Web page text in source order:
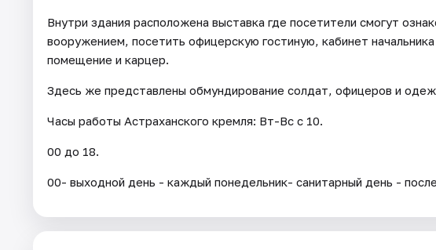
Внутри здания расположена выставка где посетители смогут
вооружением, посетить офицерскую гостиную, кабинет
помещение и карцер.
Здесь же представлены обмундирование солдат, офицеров и
Часы работы Астраханского кремля: Вт-Вс с 10.
00 до 18.
00- выходной день - каждый понедельник- санитарный день -